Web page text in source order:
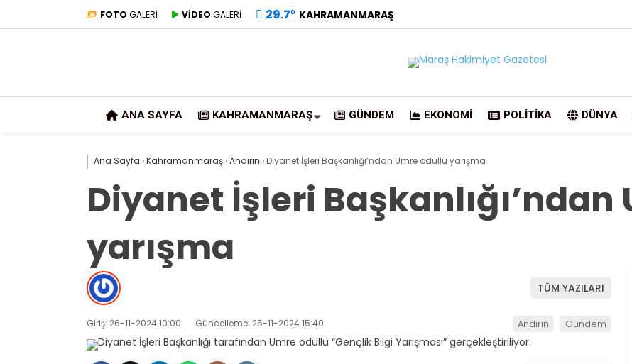
FOTO GALERİ VİDEO GALERİ 29.7° KAHRAMANMARAŞ
ANA SAYFA KAHRAMANMARAŞ GÜNDEM EKONOMI POLITIKA DÜNYA
Ana Sayfa ›Kahramanmaraş›Andırın › Diyanet İşleri Başkanlığı’ndan Umre ödüllü yarışma
Diyanet İşleri
yarışma
TÜM YAZILARI
Giriş: 26-11-2024 10:00 Güncelleme: 25-11-2024 15:40 Andırın Gündem